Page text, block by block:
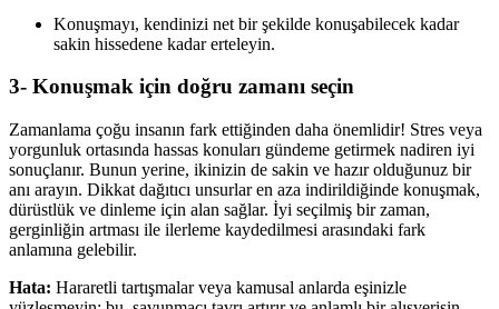
Konuşmayı, kendinizi net bir şekilde konuşabilecek kadar
sakin hissedene kadar erteleyin.
3- Konuşmak için doğru zamanı seçin
Zamanlama çoğu insanın fark ettiğinden daha önemlidir! Stres veya
yorgunluk ortasında hassas konuları gündeme getirmek nadiren iyi
sonuçlanır. Bunun yerine, ikinizin de sakin ve hazır olduğunuz bir
anı arayın. Dikkat dağıtıcı unsurlar en aza indirildiğinde konuşmak,
dürüstlük ve dinleme için alan sağlar. İyi seçilmiş bir zaman,
gerginliğin artması ile ilerleme kaydedilmesi arasındaki fark
anlamına gelebilir.
Hata: Hararetli tartışmalar veya kamusal anlarda eşinizle